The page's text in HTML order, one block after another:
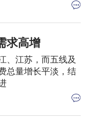
求高增
、江苏，而五线及
总量增长平淡，结